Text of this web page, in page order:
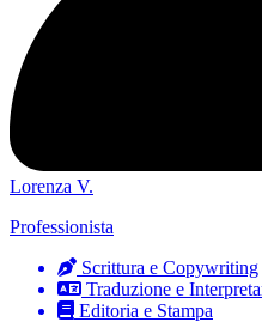
Lorenza V.
Professionista
Scrittura e Copywriting
Traduzione e
Editoria e Stampa